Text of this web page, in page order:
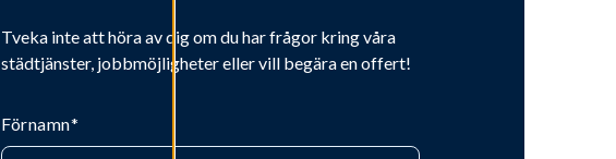
Tveka inte att höra av dig om du har frågor kring våra
städtjänster, jobbmöjligheter eller vill begära en offert!
Förnamn*